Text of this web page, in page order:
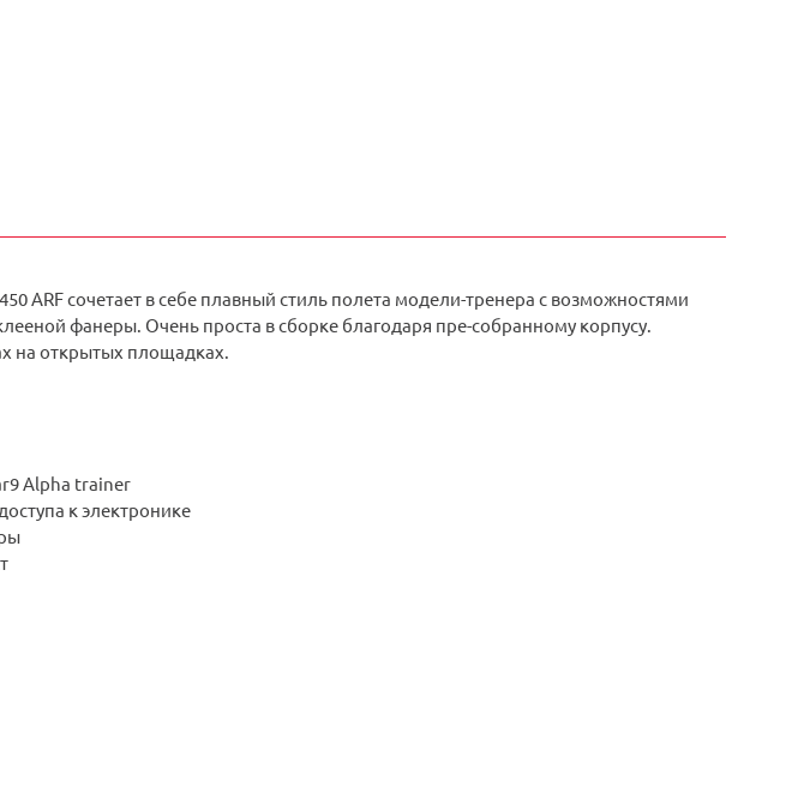
ARF сочетает в себе плавный стиль полета модели-тренера с возможностями
фанеры. Очень проста в сборке благодаря пре-собранному корпусу.
на открытых площадках.
Alpha trainer
к электронике